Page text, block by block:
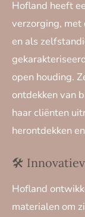
Hofland heeft
verzorging, met
en als
open houding.
ontdekken van
haar cliënten
herontdekken
🛠️
Hofland
materialen om